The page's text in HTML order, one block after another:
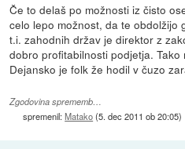
Če to delaš po možnosti iz čisto
celo lepo možnost, da te obdolžijo
t.i. zahodnih držav je direktor z
dobro profitabilnosti podjetja.
Dejansko je folk že hodil v čuzo
Zgodovina sprememb…
spremenil:Matako(5. dec 2011 ob 20:05)